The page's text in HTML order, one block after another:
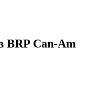
BRP Can-Am